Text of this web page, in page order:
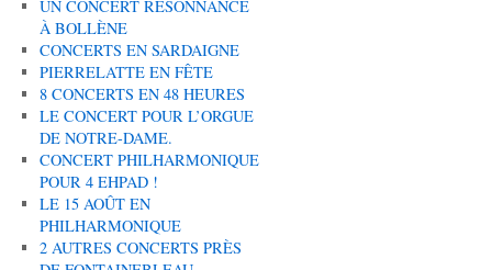
UN CONCERT RÉSONNANCE
À BOLLÈNE
CONCERTS EN SARDAIGNE
PIERRELATTE EN FÊTE
8 CONCERTS EN 48 HEURES
LE CONCERT POUR L’ORGUE
DE NOTRE-DAME.
CONCERT PHILHARMONIQUE
POUR 4 EHPAD !
LE 15 AOÛT EN
PHILHARMONIQUE
2 AUTRES CONCERTS PRÈS